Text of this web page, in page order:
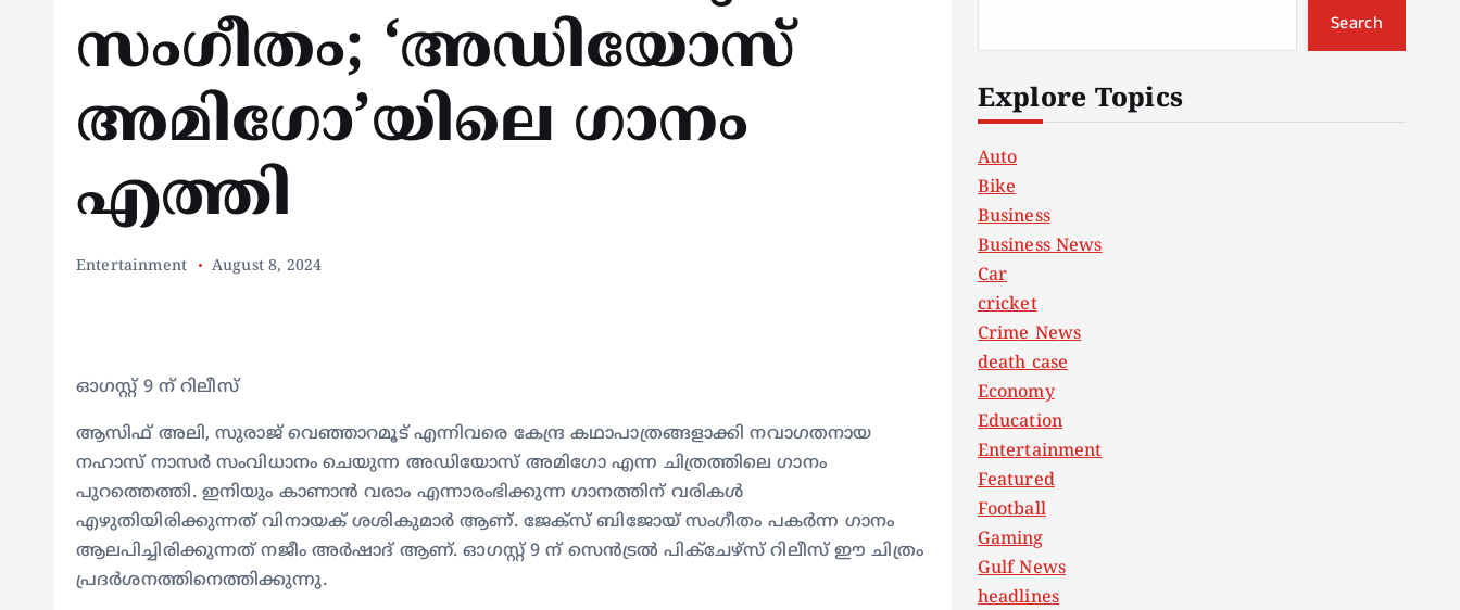
സംഗീതം; ‘അഡിയോസ്
അമിഗോ’യിലെ ഗാനം
എത്തി
Entertainment August 8, 2024
ഓഗസ്റ്റ് 9 ന് റിലീസ്
ആസിഫ് അലി, സുരാജ് വെഞ്ഞാറമൂട് എന്നിവരെ കേന്ദ്ര കഥാപാത്രങ്ങളാക്കി നവാഗതനായ
നഹാസ് നാസർ സംവിധാനം ചെയുന്ന അഡിയോസ് അമിഗോ എന്ന ചിത്രത്തിലെ ഗാനം
പുറത്തെത്തി. ഇനിയും കാണാന്‍ വരാം എന്നാരംഭിക്കുന്ന ഗാനത്തിന് വരികള്‍
എഴുതിയിരിക്കുന്നത് വിനായക് ശശികുമാര്‍ ആണ്. ജേക്സ് ബിജോയ് സംഗീതം പകർന്ന ഗാനം
ആലപിച്ചിരിക്കുന്നത് നജീം അർഷാദ് ആണ്. ഓഗസ്റ്റ് 9 ന് സെൻട്രൽ പിക്ചേഴ്സ് റിലീസ് ഈ ചിത്രം
പ്രദർശനത്തിനെത്തിക്കുന്നു.
Search
Explore Topics
Auto
Bike
Business
Business News
Car
cricket
Crime News
death case
Economy
Education
Entertainment
Featured
Football
Gaming
Gulf News
headlines